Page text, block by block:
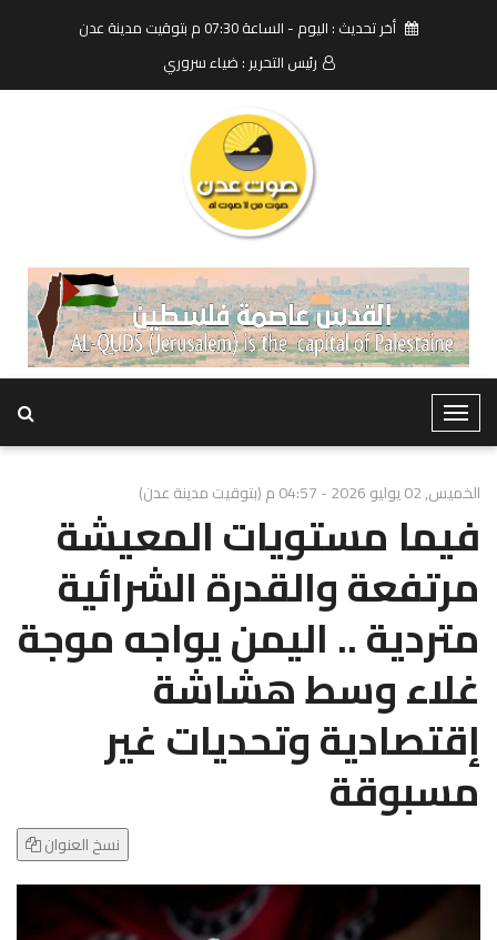
أخر تحديث : اليوم - الساعة 07:30 م بتوقيت مدينة عدن
رئيس التحرير : ضياء سروري
T
o
g
e
N
a
v
i
g
a
t
i
o
الخميس, 02 يوليو 2026 - 04:57 م (بتوقيت مدينة عدن)
فيما مستويات المعيشة
مرتفعة والقدرة الشرائية
متردية .. اليمن يواجه موجة
غلاء وسط هشاشة
إقتصادية وتحديات غير
مسبوقة
نسخ العنوان